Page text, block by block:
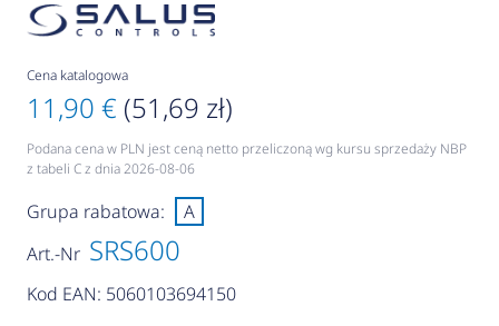
Cena katalogowa
11,90 € (51,69 zł)
Podana cena w PLN jest ceną netto przeliczoną wg kursu sprzedaży NBP
z tabeli C z dnia 2026-08-06
Art.-Nr SRS600
Kod EAN: 5060103694150
Grupa rabatowa: A